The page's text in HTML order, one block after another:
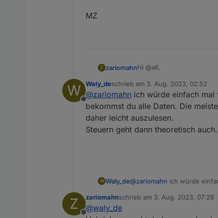
MZ
Z zariomahnHi @all,
lese hier fleißig mit und
Besitze selbst 2 Delta Pro
"SmartHomePanel"
W
Offline
Waly_deschrieb am 3. Aug. 2023, 02:52
zuletzt editiert von
@zariomahn ich würde einfach mal
bekommst du alle Daten. Die
daher leicht auszulesen.
Steuern geht dann theoretisch auch.
W Waly_de@zariomahn ich würde
Steuern geht dann
Z zariomahnschrieb am 3. Aug. 2023, 07:28
zuletzt editiert von
@waly_de